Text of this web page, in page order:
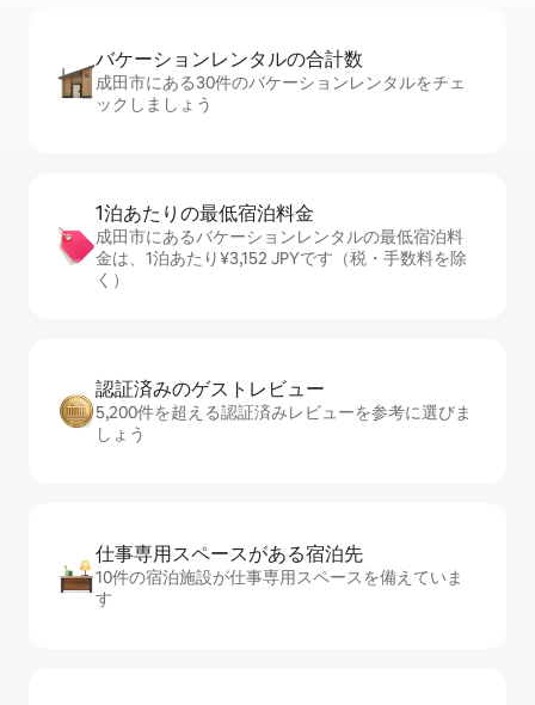
バケーションレ⁠ン⁠タ⁠ル⁠の合⁠計⁠数
成田市にある30件のバケーションレンタルをチェ
ックしましょう
1泊あたりの最⁠低⁠宿⁠泊⁠料⁠金
成田市にあるバケーションレンタルの最低宿泊料
金は、1泊あたり¥3,152 JPYです（税・手数料を除
く）
認証済みのゲ⁠ス⁠ト⁠レ⁠ビ⁠ュ⁠ー
5,200件を超える認証済みレビューを参考に選びま
しょう
仕事専用ス⁠ペ⁠ー⁠スがあ⁠る宿⁠泊⁠先
10件の宿泊施設が仕事専用スペースを備えていま
す